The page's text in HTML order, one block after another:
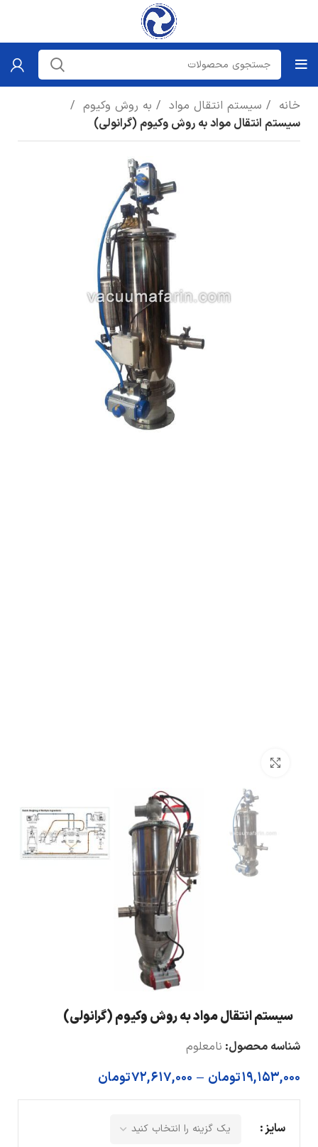
خانه سیستم انتقال مواد
به روش وکیوم
سیستم انتقال مواد به روش وکیوم (گرانولی)
سیستم انتقال مواد به روش وکیوم (گرانولی)
شناسه محصول: نامعلوم
19,153,000تومان –
72,617,000تومان
سایز